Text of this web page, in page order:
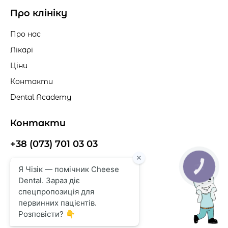
Ботулінотерапія
Лазерне шліфування/пілінг проти зморшок
Косметологія преміум-рівня
Про клініку
Про нас
Лікарі
Ціни
Контакти
Dental Academy
Контакти
+38 (073) 701 03 03
cheesedent@gmail.com
м. Одеса, вул. Балківська, 137г
КНОПКА
ЗВ'ЯЗКУ